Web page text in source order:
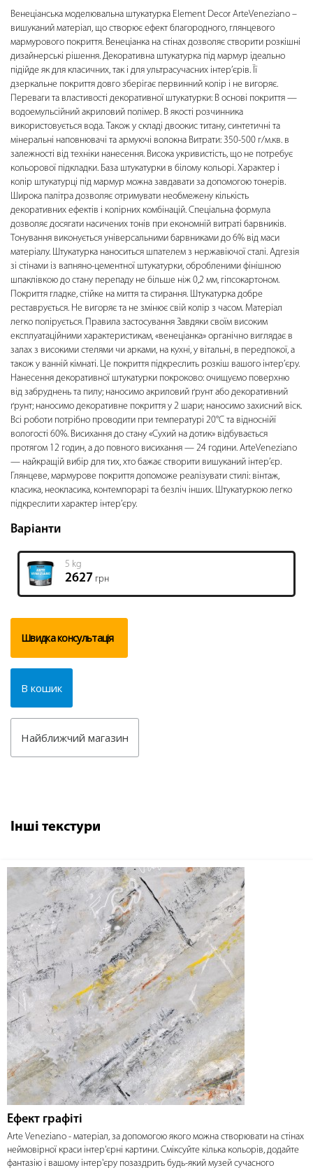
Венеціанська моделювальна штукатурка Element Decor ArteVeneziano –
вишуканий матеріал, що створює ефект благородного, глянцевого
мармурового покриття. Венеціанка на стінах дозволяє створити розкішні
дизайнерські рішення. Декоративна штукатурка під мармур ідеально
підійде як для класичних, так і для ультрасучасних інтер’єрів. Її
дзеркальне покриття довго зберігає первинний колір і не вигоряє.
Переваги та властивості декоративної штукатурки: В основі покриття —
водоемульсійний акриловий полімер. В якості розчинника
використовується вода. Також у складі двоокис титану, синтетичні та
мінеральні наповнювачі та армуючі волокна Витрати: 350-500 г/м.кв. в
залежності від техніки нанесення. Висока укривистість, що не потребує
кольорової підкладки. База штукатурки в білому кольорі. Характер і
колір штукатурці під мармур можна завдавати за допомогою тонерів.
Широка палітра дозволяє отримувати необмежену кількість
декоративних ефектів і колірних комбінацій. Спеціальна формула
дозволяє досягати насичених тонів при економній витраті барвників.
Тонування виконується універсальними барвниками до 6% від маси
матеріалу. Штукатурка наноситься шпателем з нержавіючої сталі. Адгезія
зі стінами із вапняно-цементної штукатурки, обробленими фінішною
шпаклівкою до стану перепаду не більше ніж 0,2 мм, гіпсокартоном.
Покриття гладке, стійке на миття та стирання. Штукатурка добре
реставрується. Не вигоряє та не змінює свій колір з часом. Матеріал
легко полірується. Правила застосування Завдяки своїм високим
експлуатаційними характеристикам, «венеціанка» органічно виглядає в
залах з високими стелями чи арками, на кухні, у вітальні, в передпокої, а
також у ванній кімнаті. Це покриття підкреслить розкіш вашого інтер’єру.
Нанесення декоративної штукатурки покроково: очищуємо поверхню
від забруднень та пилу; наносимо акриловий ґрунт або декоративний
ґрунт; наносимо декоративне покриття у 2 шари; наносимо захисний віск.
Всі роботи потрібно проводити при температурі 20°С та відноснійї
вологості 60%. Висихання до стану «Сухий на дотик» відбувається
протягом 12 годин, а до повного висихання — 24 години. ArteVeneziano
— найкращій вибір для тих, хто бажає створити вишуканий інтер’єр.
Глянцеве, мармурове покриття допоможе реалізувати стилі: вінтаж,
класика, неокласика, контемпорарі та безліч інших. Штукатуркою легко
підкреслити характер інтер’єру.
Варіанти
5 kg
2627 грн
Швидка консультація
В кошик
Найближчий магазин
Інші текстури
Ефект графіті
Arte Veneziano - матеріал, за допомогою якого можна створювати на стінах
неймовірної краси інтер'єрні картини. Сміксуйте кілька кольорів, додайте
фантазію і вашому інтер'єру позаздрить будь-який музей сучасного